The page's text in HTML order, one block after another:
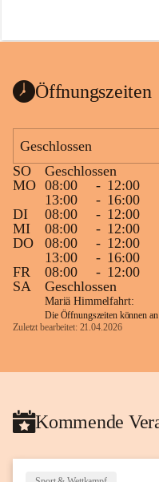
Öffnungszeiten
Geschlossen
SO
Geschlossen
MO 08:00 - 12:00
13:00
- 16:00
DI
08:00 - 12:00
MI
08:00 - 12:00
DO
08:00 - 12:00
13:00
- 16:00
FR
08:00 - 12:00
SA
Geschlossen
Mariä Himmelfahrt:
Die Öffnungszeiten können
Zuletzt bearbeitet: 21.04.2026
Kommende